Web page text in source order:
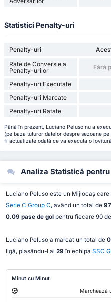
Statistici Penalty-uri
Penalty-uri
Rate de Conversie a
Penalty-urilor
Fără
Penalty-uri Executate
Penalty-uri Marcate
Penalty-uri Ratate
Până în prezent, Luciano Peluso nu a
(pe baza tuturor datelor despre sezoane
fi actualizate odată ce va executa o
Analiza Statistică
Luciano Peluso este un Mijlocaș care
Serie C Group C, având un total de
0.09 pase de golpentru fiecare 90
Luciano Peluso a marcat un total de
ligă, plasându-l al 29 în echipa SSC
Minut cu Minut
Marchează